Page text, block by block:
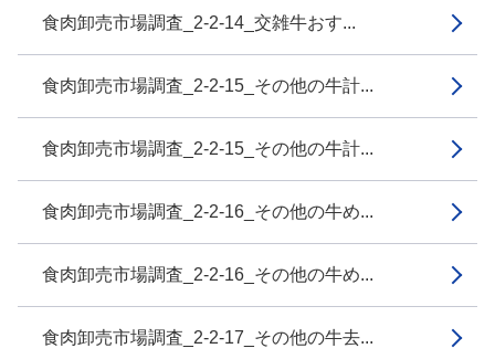
食肉卸売市場調査_2-2-14_交雑牛おす...
食肉卸売市場調査_2-2-15_その他の牛計...
食肉卸売市場調査_2-2-15_その他の牛計...
食肉卸売市場調査_2-2-16_その他の牛め...
食肉卸売市場調査_2-2-16_その他の牛め...
食肉卸売市場調査_2-2-17_その他の牛去...